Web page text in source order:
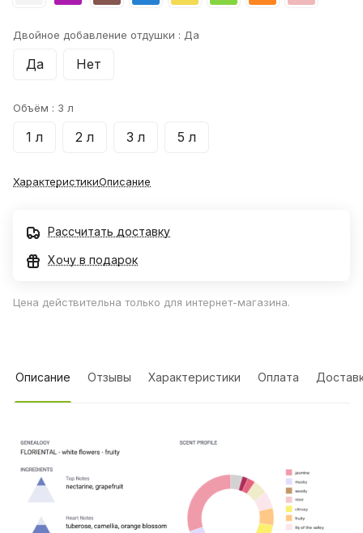
Двойное добавление отдушки : Да
Да Нет
Объём : 3 л
1 л 2 л 3 л 5 л
ХарактеристикиОписание
Рассчитать доставку
Хочу в подарок
Цена действительна только для интернет-магазина.
Описание Отзывы Характеристики Оплата